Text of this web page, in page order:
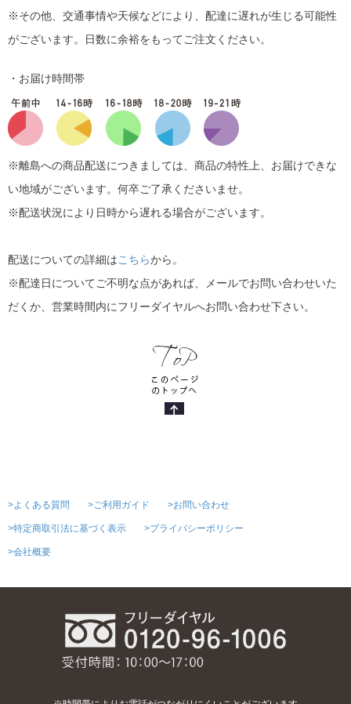
※その他、交通事情や天候などにより、配達に遅れが生じる可能性
がございます。日数に余裕をもってご注文ください。
・お届け時間帯
※離島への商品配送につきましては、商品の特性上、お届けできな
い地域がございます。何卒ご了承くださいませ。
※配送状況により日時から遅れる場合がございます。
配送についての詳細はこちらから。
※配達日についてご不明な点があれば、メールでお問い合わせいた
だくか、営業時間内にフリーダイヤルへお問い合わせ下さい。
>よくある質問 >ご利用ガイド >お問い合わせ
>特定商取引法に基づく表示 >プライバシーポリシー
>会社概要